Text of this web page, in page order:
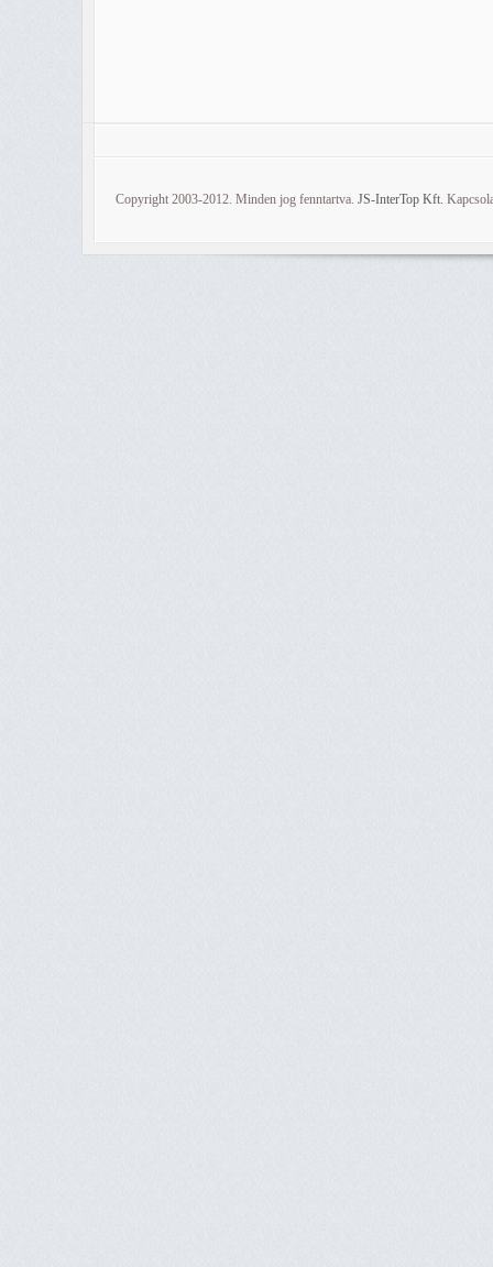
Copyright 2003-2012. Minden jog fenntartva. JS-InterTop Kft.